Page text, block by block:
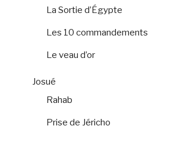
La Sortie d’Égypte
Les 10 commandements
Le veau d’or
Josué
Rahab
Prise de Jéricho